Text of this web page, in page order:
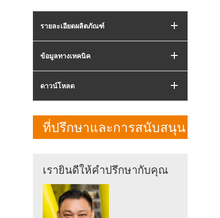
รายละเอียดผลิตภัณฑ์
ข้อมูลทางเทคนิค
ดาวน์โหลด
ที่ปรึกษาและการสนับสนุน
เรายินดีให้คำปรึกษากับคุณ